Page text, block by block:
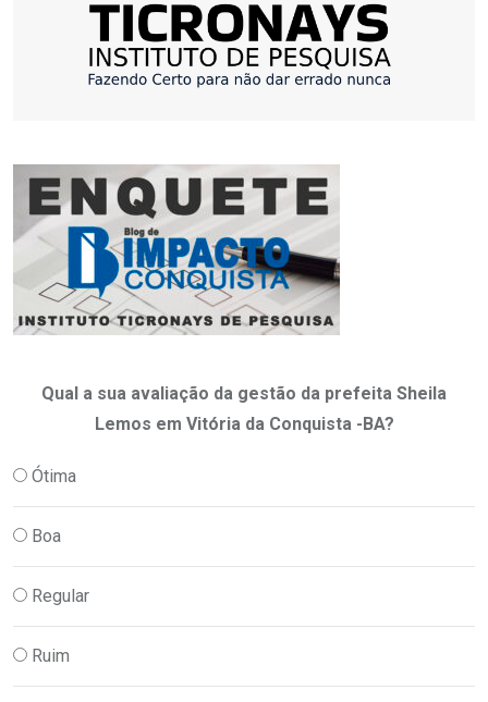
Qual a sua avaliação da gestão da prefeita Sheila
Lemos em Vitória da Conquista -BA?
Ótima
Boa
Regular
Ruim